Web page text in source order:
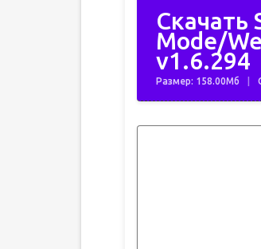
Скачать
Mode/
v1.6.294
Размер: 158.00Мб